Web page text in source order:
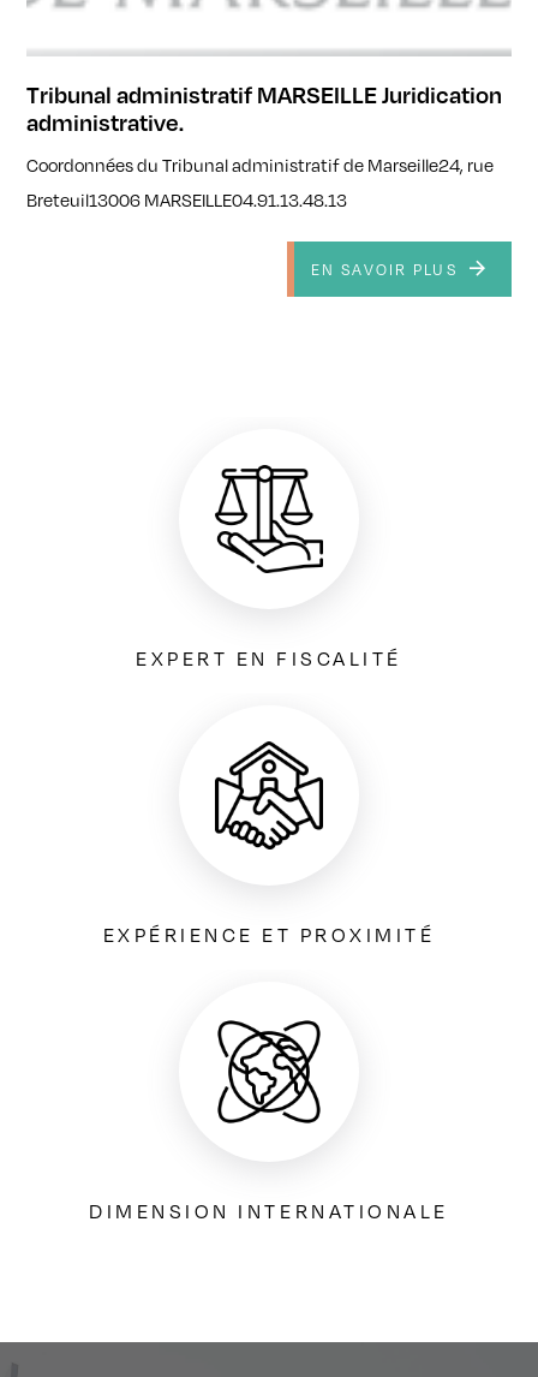
Tribunal administratif MARSEILLE Juridication
administrative.
Coordonnées du Tribunal administratif de Marseille24, rue
Breteuil13006 MARSEILLE04.91.13.48.13
EN SAVOIR PLUS
EXPERT EN FISCALITÉ
EXPÉRIENCE ET PROXIMITÉ
DIMENSION INTERNATIONALE